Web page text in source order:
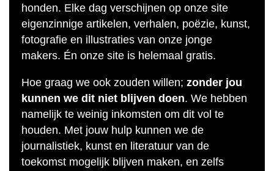
honden. Elke dag verschijnen op onze site
eigenzinnige artikelen, verhalen, poëzie, kunst,
fotografie en illustraties van onze jonge
makers. Én onze site is helemaal gratis.
Hoe graag we ook zouden willen; zonder jou
kunnen we dit niet blijven doen. We hebben
namelijk te weinig inkomsten om dit vol te
houden. Met jouw hulp kunnen we de
journalistiek, kunst en literatuur van de
toekomst mogelijk blijven maken, en zelfs